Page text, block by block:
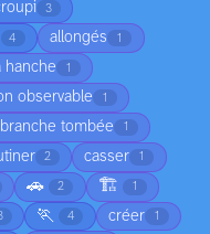
3
4 allongés 1
hanche 1
observable 1
branche tombée 1
2 casser 1
🚗 2 🏗️ 1
🏃 4 créer 1